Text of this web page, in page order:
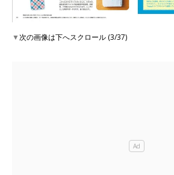
▼次の画像は下へスクロール (3/37)